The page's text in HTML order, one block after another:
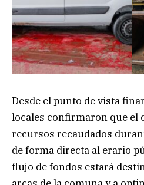
Desde el punto de vista
locales confirmaron que el
recursos recaudados
de forma directa al erario
flujo de fondos estará